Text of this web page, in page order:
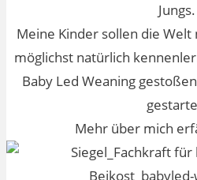
Jungs.
Meine Kinder sollen die
möglichst natürlich
Baby Led Weaning
Mehr über mich